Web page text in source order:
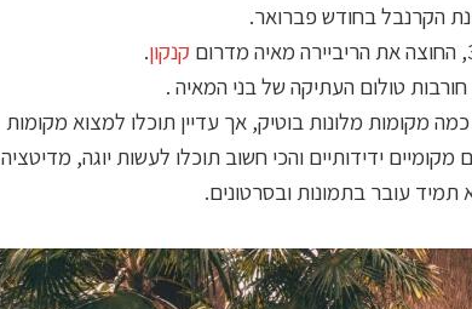
הקרנבל בחודש פברואר.
קנקון.
טולום העתיקה של בני המאיה .
מקומות מלונות בוטיק, אך עדיין תוכלו למצוא מקומות
ידידותיים והכי חשוב תוכלו לעשות יוגה, מדיטציה
עובר בתמונות ובסרטונים.